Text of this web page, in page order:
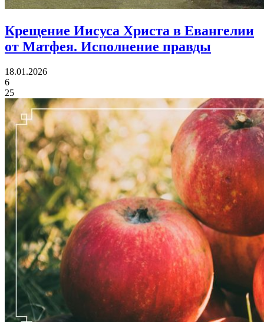
Крещение Иисуса Христа в Евангелии
от Матфея. Исполнение правды
18.01.2026
6
25